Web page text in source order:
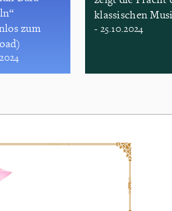
zum
klassischen
- 25.10.2024